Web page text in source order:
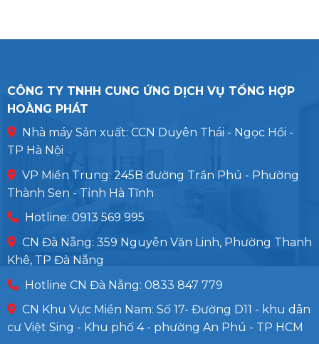
CÔNG TY TNHH CUNG ỨNG DỊCH VỤ TỔNG HỢP
HOÀNG PHÁT
Nhà máy Sản xuất: CCN Duyên Thái - Ngọc Hồi -
TP Hà Nội
VP Miền Trung: 245B đường Trần Phú - Phường
Thành Sen - Tỉnh Hà Tĩnh
Hotline: 0913 569 995
CN Đà Nẵng: 359 Nguyễn Văn Linh, Phường Thanh
Khê, TP Đà Nẵng
Hotline CN Đà Nẵng: 0833 847 779
CN Khu Vực Miền Nam: Số 17- Đường D11 - khu dân
cư Việt Sing - Khu phố 4 - phường An Phú - TP HCM